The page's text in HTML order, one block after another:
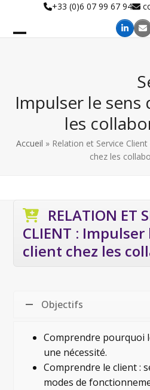
content
+33 (0)6 07 99 67 94
Impulser le sens
les
Accueil » Relation et Service
chez les
RELATION ET
CLIENT :
client chez les
Objectifs
Comprendre pourquoi
une nécessité.
Comprendre le client :
modes de